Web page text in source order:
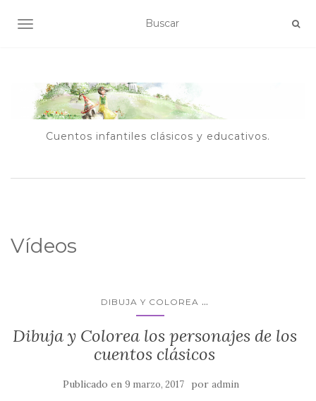
ALTERNAR NAVEGACIÓN
Cuentos infantiles clásicos y educativos.
Vídeos
DIBUJA Y COLOREA ...
Dibuja y Colorea los personajes de los
cuentos clásicos
Publicado en 9 marzo, 2017 por admin